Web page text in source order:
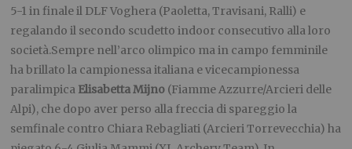
5-1 in finale il DLF Voghera (Paoletta, Travisani, Ralli) e
regalando il secondo scudetto indoor consecutivo alla loro
società.Sempre nell’arco olimpico ma in campo femminile
ha brillato la campionessa italiana e vicecampionessa
paralimpica Elisabetta Mijno (Fiamme Azzurre/Arcieri delle
Alpi), che dopo aver perso alla freccia di spareggio la
semfinale contro Chiara Rebagliati (Arcieri Torrevecchia) ha